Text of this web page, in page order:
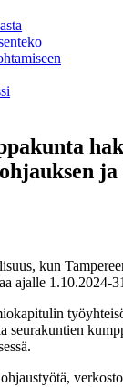
kun
ajalle 1.10.2024-
seurakuntien